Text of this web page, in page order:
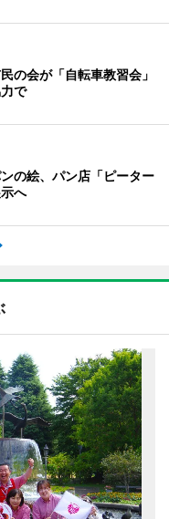
の会が「自転車教習会」
で
の絵、パン店「ピーター
へ